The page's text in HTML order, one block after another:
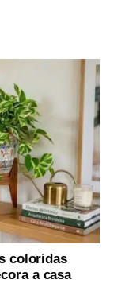
coloridas
a casa